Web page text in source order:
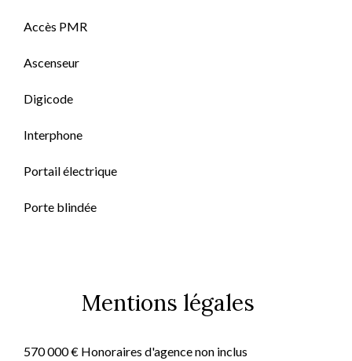
Accès PMR
Ascenseur
Digicode
Interphone
Portail électrique
Porte blindée
Mentions légales
570 000 € Honoraires d'agence non inclus